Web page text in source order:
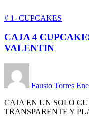
# 1- CUPCAKES
CAJA 4
VALENTIN
Fausto Torres
CAJA EN UN SOLO
TRANSPARENTE Y